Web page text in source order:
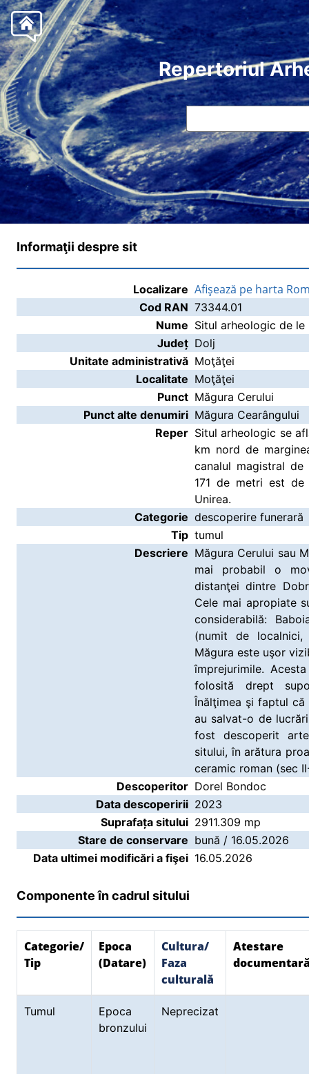
Repertoriul
Informaţii despre sit
Localizare Afişează pe harta
Cod RAN 73344.01
Nume Situl arheologic de
Județ Dolj
Unitate administrativă Moţăţei
Localitate Moţăţei
Punct Măgura Cerului
Punct alte denumiri Măgura Cearângului
Reper Situl arheologic se
km nord de
canalul magistral
171 de metri est
Unirea.
Categorie descoperire funerară
Tip tumul
Descriere Măgura Cerului sau
mai probabil o
distanţei dintre
Cele mai apropiate
considerabilă:
(numit de
Măgura este uşor
împrejurimile.
folosită drept
Înălţimea şi faptul
au salvat-o de
fost descoperit
sitului, în arătura
ceramic roman (sec
Descoperitor Dorel Bondoc
Data descoperirii 2023
Suprafața sitului 2911.309 mp
Stare de conservare bună / 16.05.2026
Data ultimei modificări a fişei 16.05.2026
Componente în cadrul sitului
Categorie/
Tip
Epoca
(Datare)
Cultura/
Faza
culturală
Atestare
Tumul
Epoca
bronzului
Neprecizat